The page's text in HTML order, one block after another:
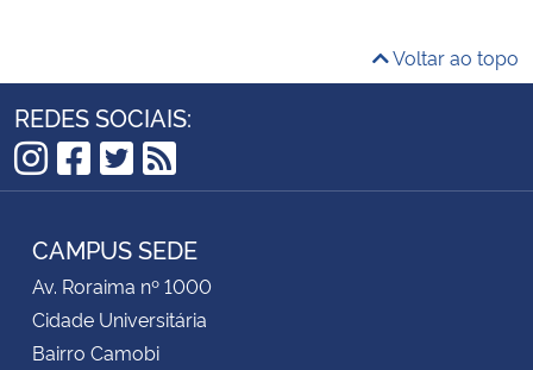
Voltar ao topo
REDES SOCIAIS:
Instagram
Facebook
Twitter
RSS
CAMPUS SEDE
Av. Roraima nº 1000
Cidade Universitária
Bairro Camobi